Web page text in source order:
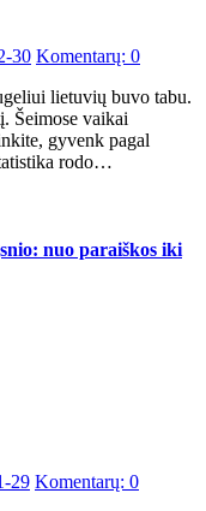
30 Komentarų: 0
Šeimose vaikai
gyvenk pagal
rodo…
nuo paraiškos iki
29 Komentarų: 0